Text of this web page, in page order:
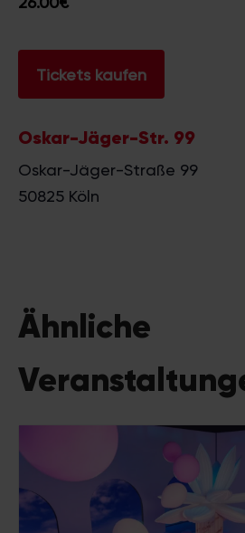
Tickets kaufen
Oskar-Jäger-Str. 99
Oskar-Jäger-Straße 99
50825 Köln
Ähnliche